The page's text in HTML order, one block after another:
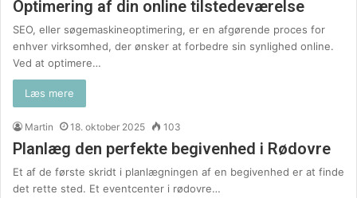
Optimering af din online tilstedeværelse
SEO, eller søgemaskineoptimering, er en afgørende proces for
enhver virksomhed, der ønsker at forbedre sin synlighed online.
Ved at optimere…
Læs mere
Martin 18. oktober 2025 103
Planlæg den perfekte begivenhed i Rødovre
Et af de første skridt i planlægningen af en begivenhed er at finde
det rette sted. Et eventcenter i rødovre…